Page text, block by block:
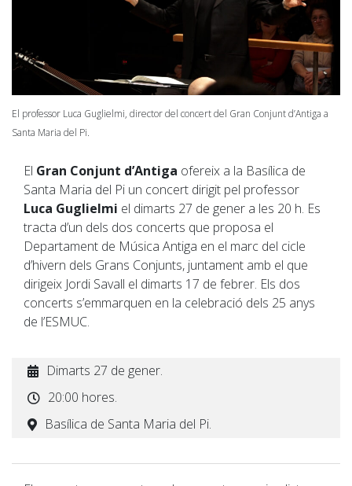
El professor Luca Guglielmi, director del concert del Gran Conjunt d’Antiga a
Santa Maria del Pi.
El Gran Conjunt d’Antiga ofereix a la Basílica de
Santa Maria del Pi un concert dirigit pel professor
Luca Guglielmi el dimarts 27 de gener a les 20 h. Es
tracta d’un dels dos concerts que proposa el
Departament de Música Antiga en el marc del cicle
d’hivern dels Grans Conjunts, juntament amb el que
dirigeix Jordi Savall el dimarts 17 de febrer. Els dos
concerts s’emmarquen en la celebració dels 25 anys
de l’ESMUC.
Dimarts 27 de gener.
20:00 hores.
Basílica de Santa Maria del Pi.